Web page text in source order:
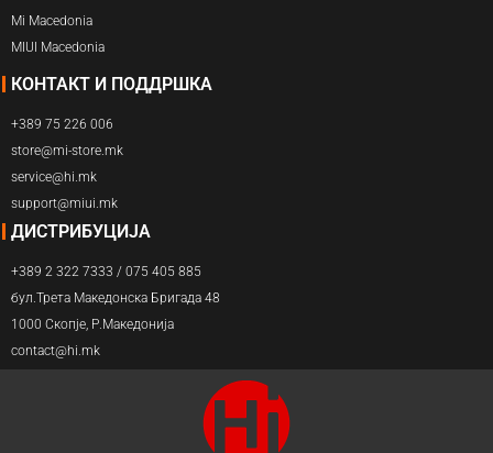
Mi Macedonia
MIUI Macedonia
КОНТАКТ И ПОДДРШКА
+389 75 226 006
store@mi-store.mk
service@hi.mk
support@miui.mk
ДИСТРИБУЦИЈА
+389 2 322 7333 / 075 405 885
бул.Трета Македонска Бригада 48
1000 Скопје, Р.Македонија
contact@hi.mk